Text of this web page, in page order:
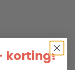
korting!